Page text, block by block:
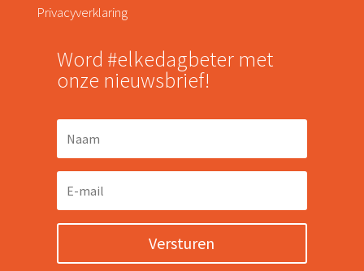
Privacyverklaring
Word #elkedagbeter met
onze nieuwsbrief!
Versturen